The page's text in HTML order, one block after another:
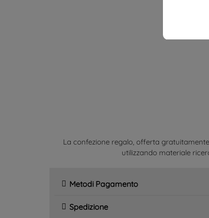
La confezione regalo, offerta
utilizzando materiale
Metodi Pagamento
Spedizione